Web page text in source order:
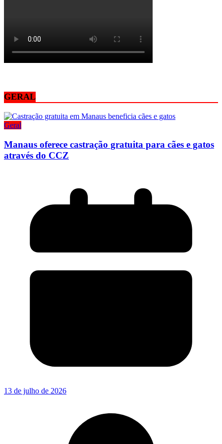
GERAL
Geral
Manaus oferece castração gratuita para cães e gatos
através do CCZ
13 de julho de 2026